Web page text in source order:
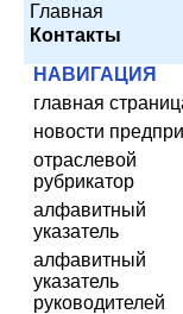
Главная
Контакты
НАВИГАЦИЯ
главная
новости
отраслевой
рубрикатор
алфавитный
указатель
алфавитный
указатель
руководителей